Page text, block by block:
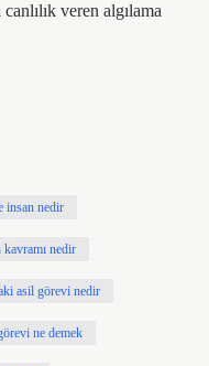
veren algılama
insan nedir
kavramı nedir
asil görevi nedir
ne demek